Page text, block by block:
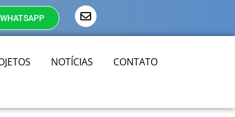
WHATSAPP
NOTÍCIAS CONTATO